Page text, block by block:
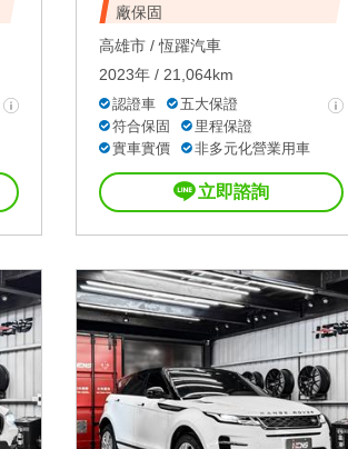
廠保固
高雄市 /恆躍汽車
2023年 / 21,064km
認證車
五大保證
符合保固
里程保證
實車實價
非多元化營業用車
立即諮詢